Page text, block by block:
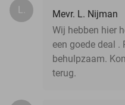
L.
Mevr. L. Nijman
Wij hebben hier
een goede deal .
behulpzaam.
terug.